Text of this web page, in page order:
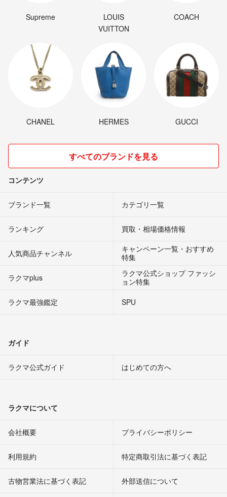
Supreme
LOUIS
VUITTON
COACH
CHANEL HERMES GUCCI
すべてのブランドを見る
コンテンツ
ブランド一覧 カテゴリ一覧
ランキング 買取・相場価格情報
人気商品チャンネル
キャンペーン一覧・おすすめ
特集
ラクマplus
ラクマ公式ショップ ファッシ
ョン特集
ラクマ最強鑑定
SPU
ガイド
ラクマ公式ガイド はじめての方へ
ラクマについて
会社概要 プライバシーポリシー
利用規約 特定商取引法に基づく表記
古物営業法に基づく表記 外部送信について